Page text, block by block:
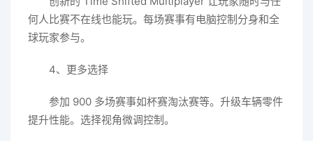
何人比赛不在线也能玩。每场赛事有电脑控制分身和全
球玩家参与。
4、更多选择
参加 900 多场赛事如杯赛淘汰赛等。升级车辆零件
提升性能。选择视角微调控制。